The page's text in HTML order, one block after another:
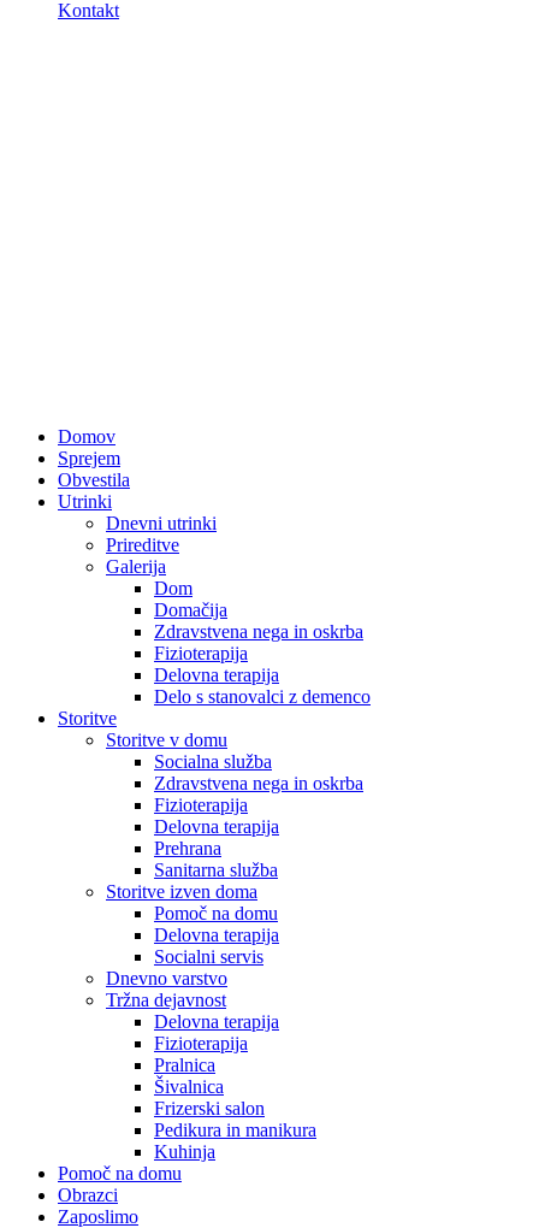
Kontakt
Domov
Sprejem
Obvestila
Utrinki
Dnevni utrinki
Prireditve
Galerija
Dom
Domačija
Zdravstvena nega in oskrba
Fizioterapija
Delovna terapija
Delo s stanovalci z demenco
Storitve
Storitve v domu
Socialna služba
Zdravstvena nega in oskrba
Fizioterapija
Delovna terapija
Prehrana
Sanitarna služba
Storitve izven doma
Pomoč na domu
Delovna terapija
Socialni servis
Dnevno varstvo
Tržna dejavnost
Delovna terapija
Fizioterapija
Pralnica
Šivalnica
Frizerski salon
Pedikura in manikura
Kuhinja
Pomoč na domu
Obrazci
Zaposlimo